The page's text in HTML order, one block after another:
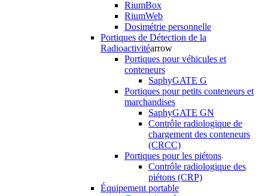
RiumBox
RiumWeb
Dosimétrie personnelle
Portiques de Détection de la
Radioactivitéarrow
Portiques pour véhicules et
conteneurs
SaphyGATE G
Portiques pour petits conteneurs et
marchandises
SaphyGATE GN
Contrôle radiologique de
chargement des conteneurs
(CRCC)
Portiques pour les piétons
Contrôle radiologique des
piétons (CRP)
Équipement portable